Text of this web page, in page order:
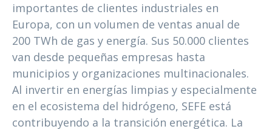
importantes de clientes industriales en
Europa, con un volumen de ventas anual de
200 TWh de gas y energía. Sus 50.000 clientes
van desde pequeñas empresas hasta
municipios y organizaciones multinacionales.
Al invertir en energías limpias y especialmente
en el ecosistema del hidrógeno, SEFE está
contribuyendo a la transición energética. La